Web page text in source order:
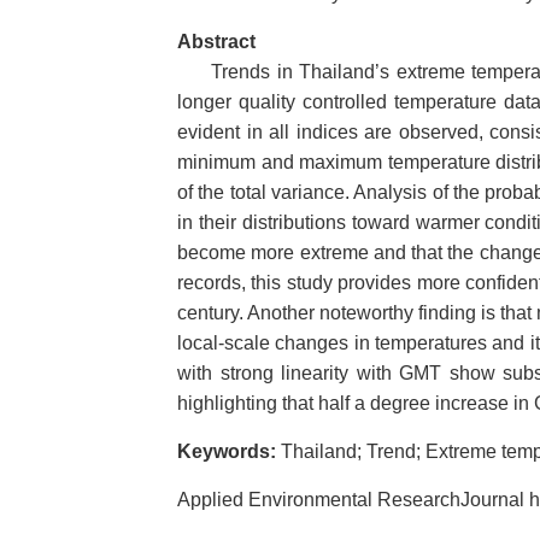
Abstract
Trends in Thailand’s extreme
longer quality controlled temperature
evident in all indices are observed,
minimum and maximum temperature
of the total variance. Analysis of the
in their distributions toward warmer
become more extreme and that the
records, this study provides more
century. Another noteworthy finding is
local-scale changes in temperatures and
with strong linearity with GMT show
highlighting that half a degree increase in
Keywords: Thailand; Trend; Extreme
Applied Environmental ResearchJournal